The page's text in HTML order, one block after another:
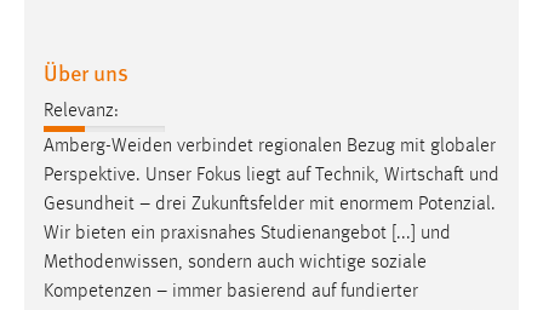
Über uns
Relevanz:
Amberg-Weiden verbindet regionalen Bezug mit globaler
Perspektive. Unser Fokus liegt auf Technik, Wirtschaft und
Gesundheit – drei Zukunftsfelder mit enormem Potenzial.
Wir bieten ein praxisnahes Studienangebot [...] und
Methodenwissen, sondern auch wichtige soziale
Kompetenzen – immer basierend auf fundierter
Chat
Name:
MibewSessionID, MIBEW_UserID, mibew_locale, mibew-
chat-frame-style-5e9dbeb1811c0446